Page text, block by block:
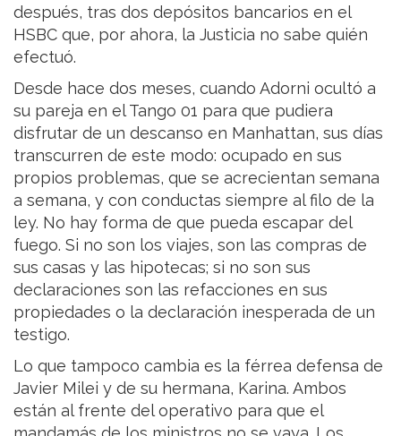
después, tras dos depósitos bancarios en el
HSBC que, por ahora, la Justicia no sabe quién
efectuó.
Desde hace dos meses, cuando Adorni ocultó a
su pareja en el Tango 01 para que pudiera
disfrutar de un descanso en Manhattan, sus días
transcurren de este modo: ocupado en sus
propios problemas, que se acrecientan semana
a semana, y con conductas siempre al filo de la
ley. No hay forma de que pueda escapar del
fuego. Si no son los viajes, son las compras de
sus casas y las hipotecas; si no son sus
declaraciones son las refacciones en sus
propiedades o la declaración inesperada de un
testigo.
Lo que tampoco cambia es la férrea defensa de
Javier Milei y de su hermana, Karina. Ambos
están al frente del operativo para que el